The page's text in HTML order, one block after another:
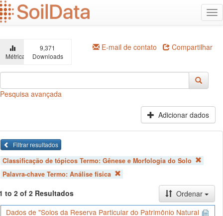
Ir
para
o
principal
Métricas
9,371
Downloads
E-mail de contato Compartilhar
Pesquisa avançada
Adicionar dados
Filtrar resultados
Classificação de tópicos Termo: Gênese e Morfologia do Solo
Palavra-chave Termo: Análise física
to 2 of 2 Resultados
Ordenar
Dados de "Solos da Reserva Particular do Patrimônio Natural